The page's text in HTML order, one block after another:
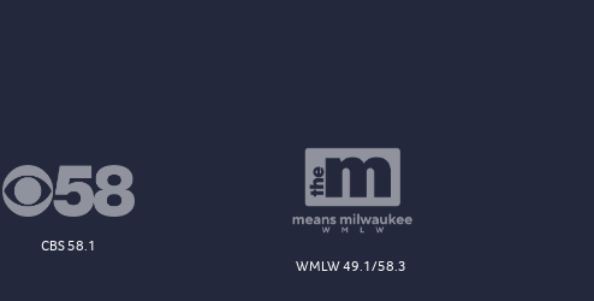
CBS 58.1
WMLW 49.1/58.3